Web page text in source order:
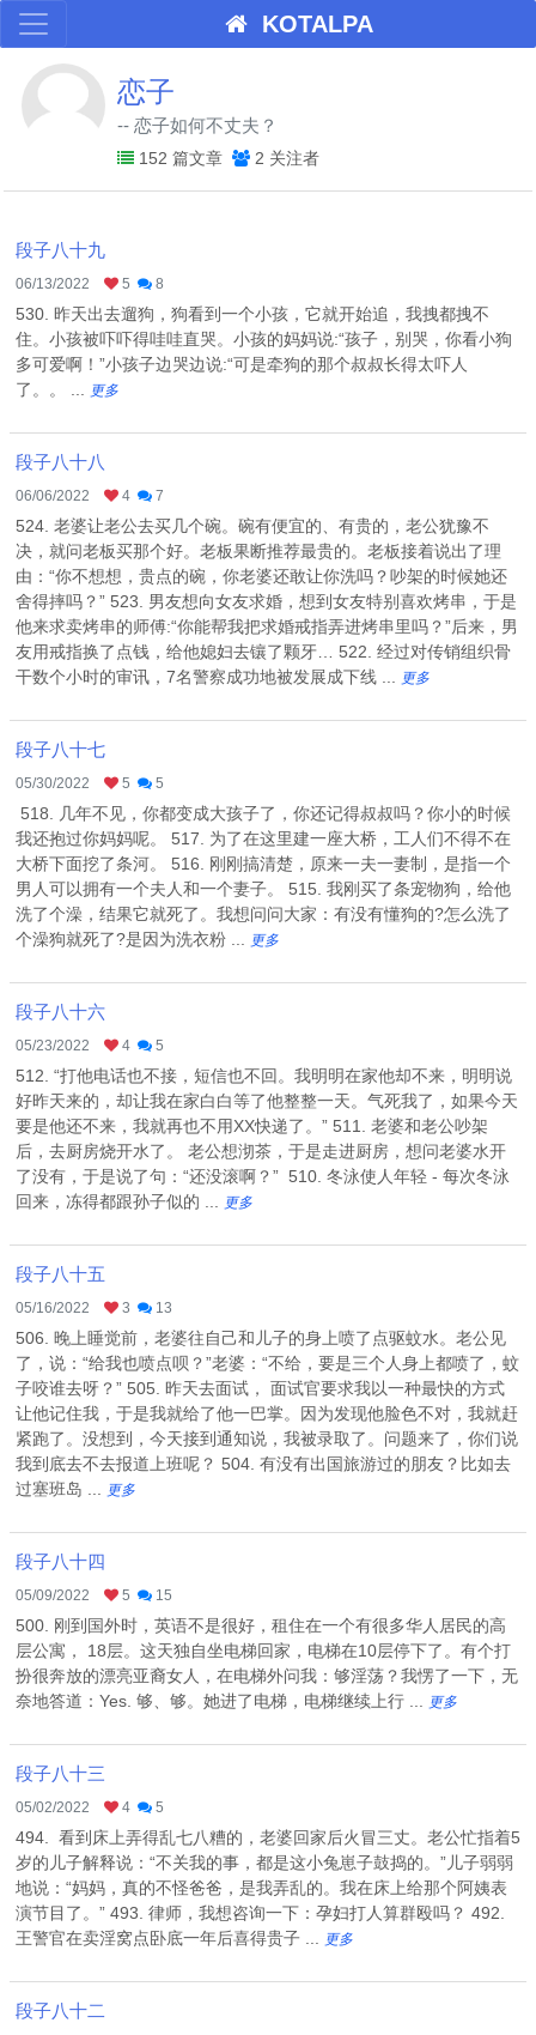
KOTALPA
恋子
-- 恋子如何不丈夫？
152 篇文章 2 关注者
段子八十九
06/13/2022 5 8
530. 昨天出去遛狗，狗看到一个小孩，它就开始追，我拽都拽不
住。小孩被吓吓得哇哇直哭。小孩的妈妈说:“孩子，别哭，你看小狗
多可爱啊！”小孩子边哭边说:“可是牵狗的那个叔叔长得太吓人
了。。 ...
更多
段子八十八
06/06/2022 4 7
524. 老婆让老公去买几个碗。碗有便宜的、有贵的，老公犹豫不
决，就问老板买那个好。老板果断推荐最贵的。老板接着说出了理
由：“你不想想，贵点的碗，你老婆还敢让你洗吗？吵架的时候她还
舍得摔吗？” 523. 男友想向女友求婚，想到女友特别喜欢烤串，于是
他来求卖烤串的师傅:“你能帮我把求婚戒指弄进烤串里吗？”后来，男
友用戒指换了点钱，给他媳妇去镶了颗牙… 522. 经过对传销组织骨
干数个小时的审讯，7名警察成功地被发展成下线 ...
更多
段子八十七
05/30/2022 5 5
518. 几年不见，你都变成大孩子了，你还记得叔叔吗？你小的时候
我还抱过你妈妈呢。 517. 为了在这里建一座大桥，工人们不得不在
大桥下面挖了条河。 516. 刚刚搞清楚，原来一夫一妻制，是指一个
男人可以拥有一个夫人和一个妻子。 515. 我刚买了条宠物狗，给他
洗了个澡，结果它就死了。我想问问大家：有没有懂狗的?怎么洗了
个澡狗就死了?是因为洗衣粉 ...
更多
段子八十六
05/23/2022 4 5
512. “打他电话也不接，短信也不回。我明明在家他却不来，明明说
好昨天来的，却让我在家白白等了他整整一天。气死我了，如果今天
要是他还不来，我就再也不用XX快递了。” 511. 老婆和老公吵架
后，去厨房烧开水了。 老公想沏茶，于是走进厨房，想问老婆水开
了没有，于是说了句：“还没滚啊？” 510. 冬泳使人年轻 - 每次冬泳
回来，冻得都跟孙子似的 ...
更多
段子八十五
05/16/2022 3 13
506. 晚上睡觉前，老婆往自己和儿子的身上喷了点驱蚊水。老公见
了，说：“给我也喷点呗？”老婆：“不给，要是三个人身上都喷了，蚊
子咬谁去呀？” 505. 昨天去面试， 面试官要求我以一种最快的方式
让他记住我，于是我就给了他一巴掌。因为发现他脸色不对，我就赶
紧跑了。没想到，今天接到通知说，我被录取了。问题来了，你们说
我到底去不去报道上班呢？ 504. 有没有出国旅游过的朋友？比如去
过塞班岛 ...
更多
段子八十四
05/09/2022 5 15
500. 刚到国外时，英语不是很好，租住在一个有很多华人居民的高
层公寓， 18层。这天独自坐电梯回家，电梯在10层停下了。有个打
扮很奔放的漂亮亚裔女人，在电梯外问我：够淫荡？我愣了一下，无
奈地答道：Yes. 够、够。她进了电梯，电梯继续上行 ...
更多
段子八十三
05/02/2022 4 5
494. 看到床上弄得乱七八糟的，老婆回家后火冒三丈。老公忙指着5
岁的儿子解释说：“不关我的事，都是这小兔崽子鼓捣的。”儿子弱弱
地说：“妈妈，真的不怪爸爸，是我弄乱的。我在床上给那个阿姨表
演节目了。” 493. 律师，我想咨询一下：孕妇打人算群殴吗？ 492.
王警官在卖淫窝点卧底一年后喜得贵子 ...
更多
段子八十二